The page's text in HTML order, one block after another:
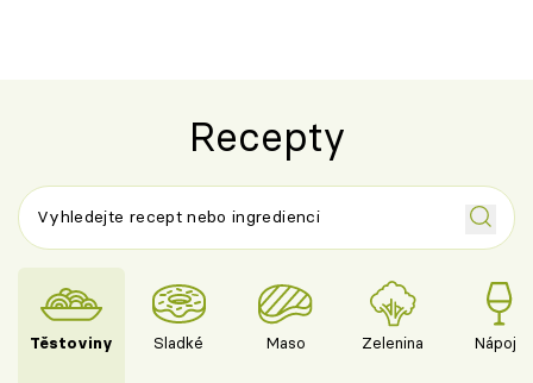
Recepty
Těstoviny Sladké Maso Zelenina Nápoje